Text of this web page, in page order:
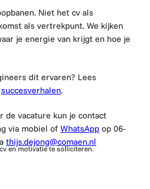
Niet het cv als
als vertrekpunt. We kijken
je energie van krijgt en hoe je
dit ervaren? Lees
succesverhalen.
de vacature kun je contact
via mobiel of WhatsApp op 06-
thijs.dejong@comaen.nl
en motivatie te solliciteren.